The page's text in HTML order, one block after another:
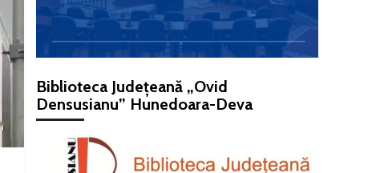
Biblioteca Județeană „Ovid
Densusianu” Hunedoara-Deva